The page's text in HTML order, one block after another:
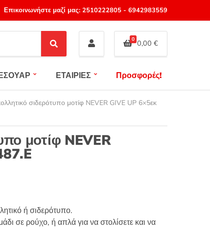
Επικοινωνήστε μαζί μας: 2510222805- 6942983559
S
e
c
0 0,00 €
ΕΤΑΙΡΙΕΣ Προσφορές!
σιδερότυπο μοτίφ NEVER GIVE UP 6×5εκ
μοτίφ NEVER
ή σιδερότυπο.
σε ρούχο, ή απλά για να στολίσετε και να